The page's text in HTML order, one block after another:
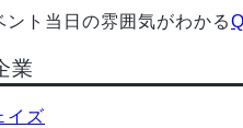
ント当日の雰囲気がわかる
業
イズ